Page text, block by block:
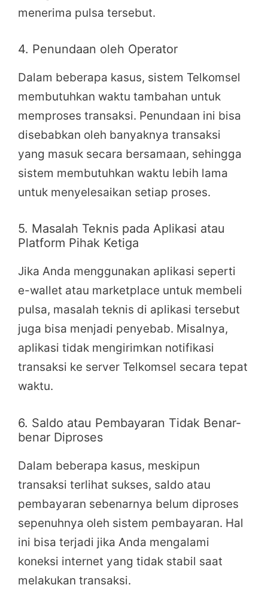
menerima pulsa tersebut.
4. Penundaan oleh Operator
Dalam beberapa kasus, sistem Telkomsel
membutuhkan waktu tambahan untuk
memproses transaksi. Penundaan ini bisa
disebabkan oleh banyaknya transaksi
yang masuk secara bersamaan, sehingga
sistem membutuhkan waktu lebih lama
untuk menyelesaikan setiap proses.
5. Masalah Teknis pada Aplikasi atau
Platform Pihak Ketiga
Jika Anda menggunakan aplikasi seperti
e-wallet atau marketplace untuk membeli
pulsa, masalah teknis di aplikasi tersebut
juga bisa menjadi penyebab. Misalnya,
aplikasi tidak mengirimkan notifikasi
transaksi ke server Telkomsel secara tepat
waktu.
6. Saldo atau Pembayaran Tidak Benar-
benar Diproses
Dalam beberapa kasus, meskipun
transaksi terlihat sukses, saldo atau
pembayaran sebenarnya belum diproses
sepenuhnya oleh sistem pembayaran. Hal
ini bisa terjadi jika Anda mengalami
koneksi internet yang tidak stabil saat
melakukan transaksi.